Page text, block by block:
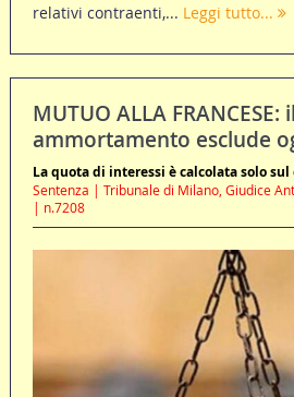
relativi contraenti,... Leggi tutto...
MUTUO ALLA
ammortamento esclude
La quota di interessi è calcolata solo
Sentenza | Tribunale di Milano, Giudice
| n.7208